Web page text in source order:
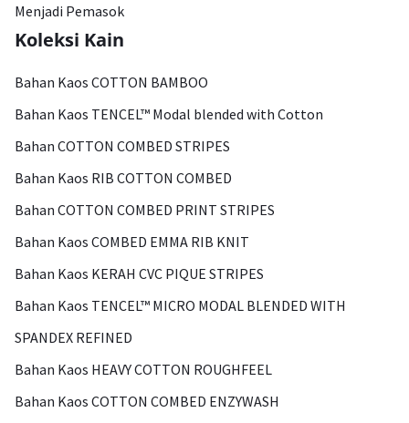
Menjadi Pemasok
Koleksi Kain
Bahan Kaos COTTON BAMBOO
Bahan Kaos TENCEL™ Modal blended with Cotton
Bahan COTTON COMBED STRIPES
Bahan Kaos RIB COTTON COMBED
Bahan COTTON COMBED PRINT STRIPES
Bahan Kaos COMBED EMMA RIB KNIT
Bahan Kaos KERAH CVC PIQUE STRIPES
Bahan Kaos TENCEL™ MICRO MODAL BLENDED WITH
SPANDEX REFINED
Bahan Kaos HEAVY COTTON ROUGHFEEL
Bahan Kaos COTTON COMBED ENZYWASH